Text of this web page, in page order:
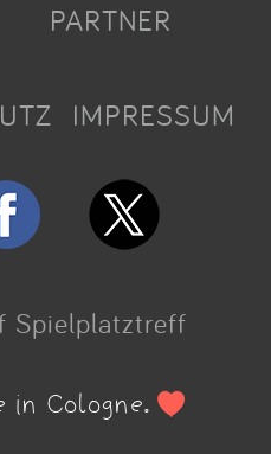
PARTNER
IMPRESSUM
Spielplatztreff
in Cologne.